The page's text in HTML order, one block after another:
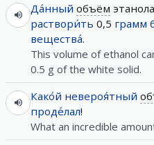
Да́нный объём этанола
раствори́ть 0,5 грамм
вещества́.
This volume of ethanol
0.5 g of the white solid.
Како́й невероя́тный
проде́лал!
What an incredible